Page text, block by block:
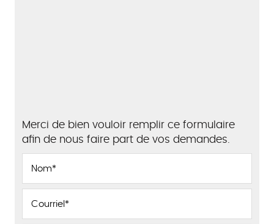
Merci de bien vouloir remplir ce formulaire
afin de nous faire part de vos demandes.